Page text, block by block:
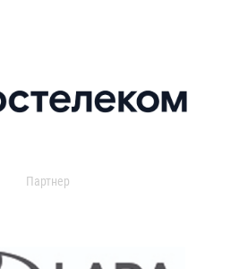
Партнер